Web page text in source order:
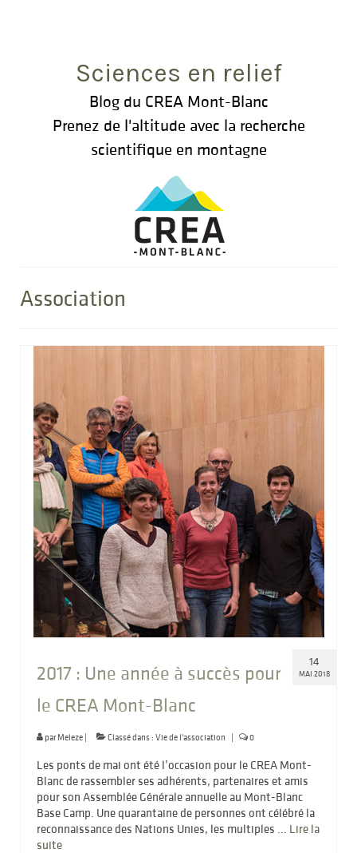
Sciences en relief
Blog du CREA Mont-Blanc
Prenez de l'altitude avec la recherche
scientifique en montagne
Association
14
MAI 2018
2017 : Une année à succès pour
le CREA Mont-Blanc
parMeleze | Classé dans : Vie de l'association | 0
Les ponts de mai ont été l’occasion pour le CREA Mont-
Blanc de rassembler ses adhérents, partenaires et amis
pour son Assemblée Générale annuelle au Mont-Blanc
Base Camp. Une quarantaine de personnes ont célébré la
reconnaissance des Nations Unies, les multiples … Lire la
suite­­